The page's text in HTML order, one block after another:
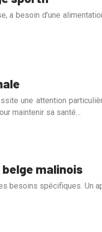
besoin d’une
une attention
maintenir sa santé…
malinois
besoins spécifiques. Un